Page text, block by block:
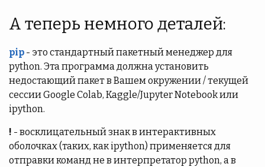
А теперь немного деталей:
pip - это стандартный пакетный менеджер для
python. Эта программа должна установить
недостающий пакет в Вашем окружении / текущей
сессии Google Colab, Kaggle/Jupyter Notebook или
ipython.
! - восклицательный знак в интерактивных
оболочках (таких, как ipython) применяется для
отправки команд не в интерпретатор python, а в